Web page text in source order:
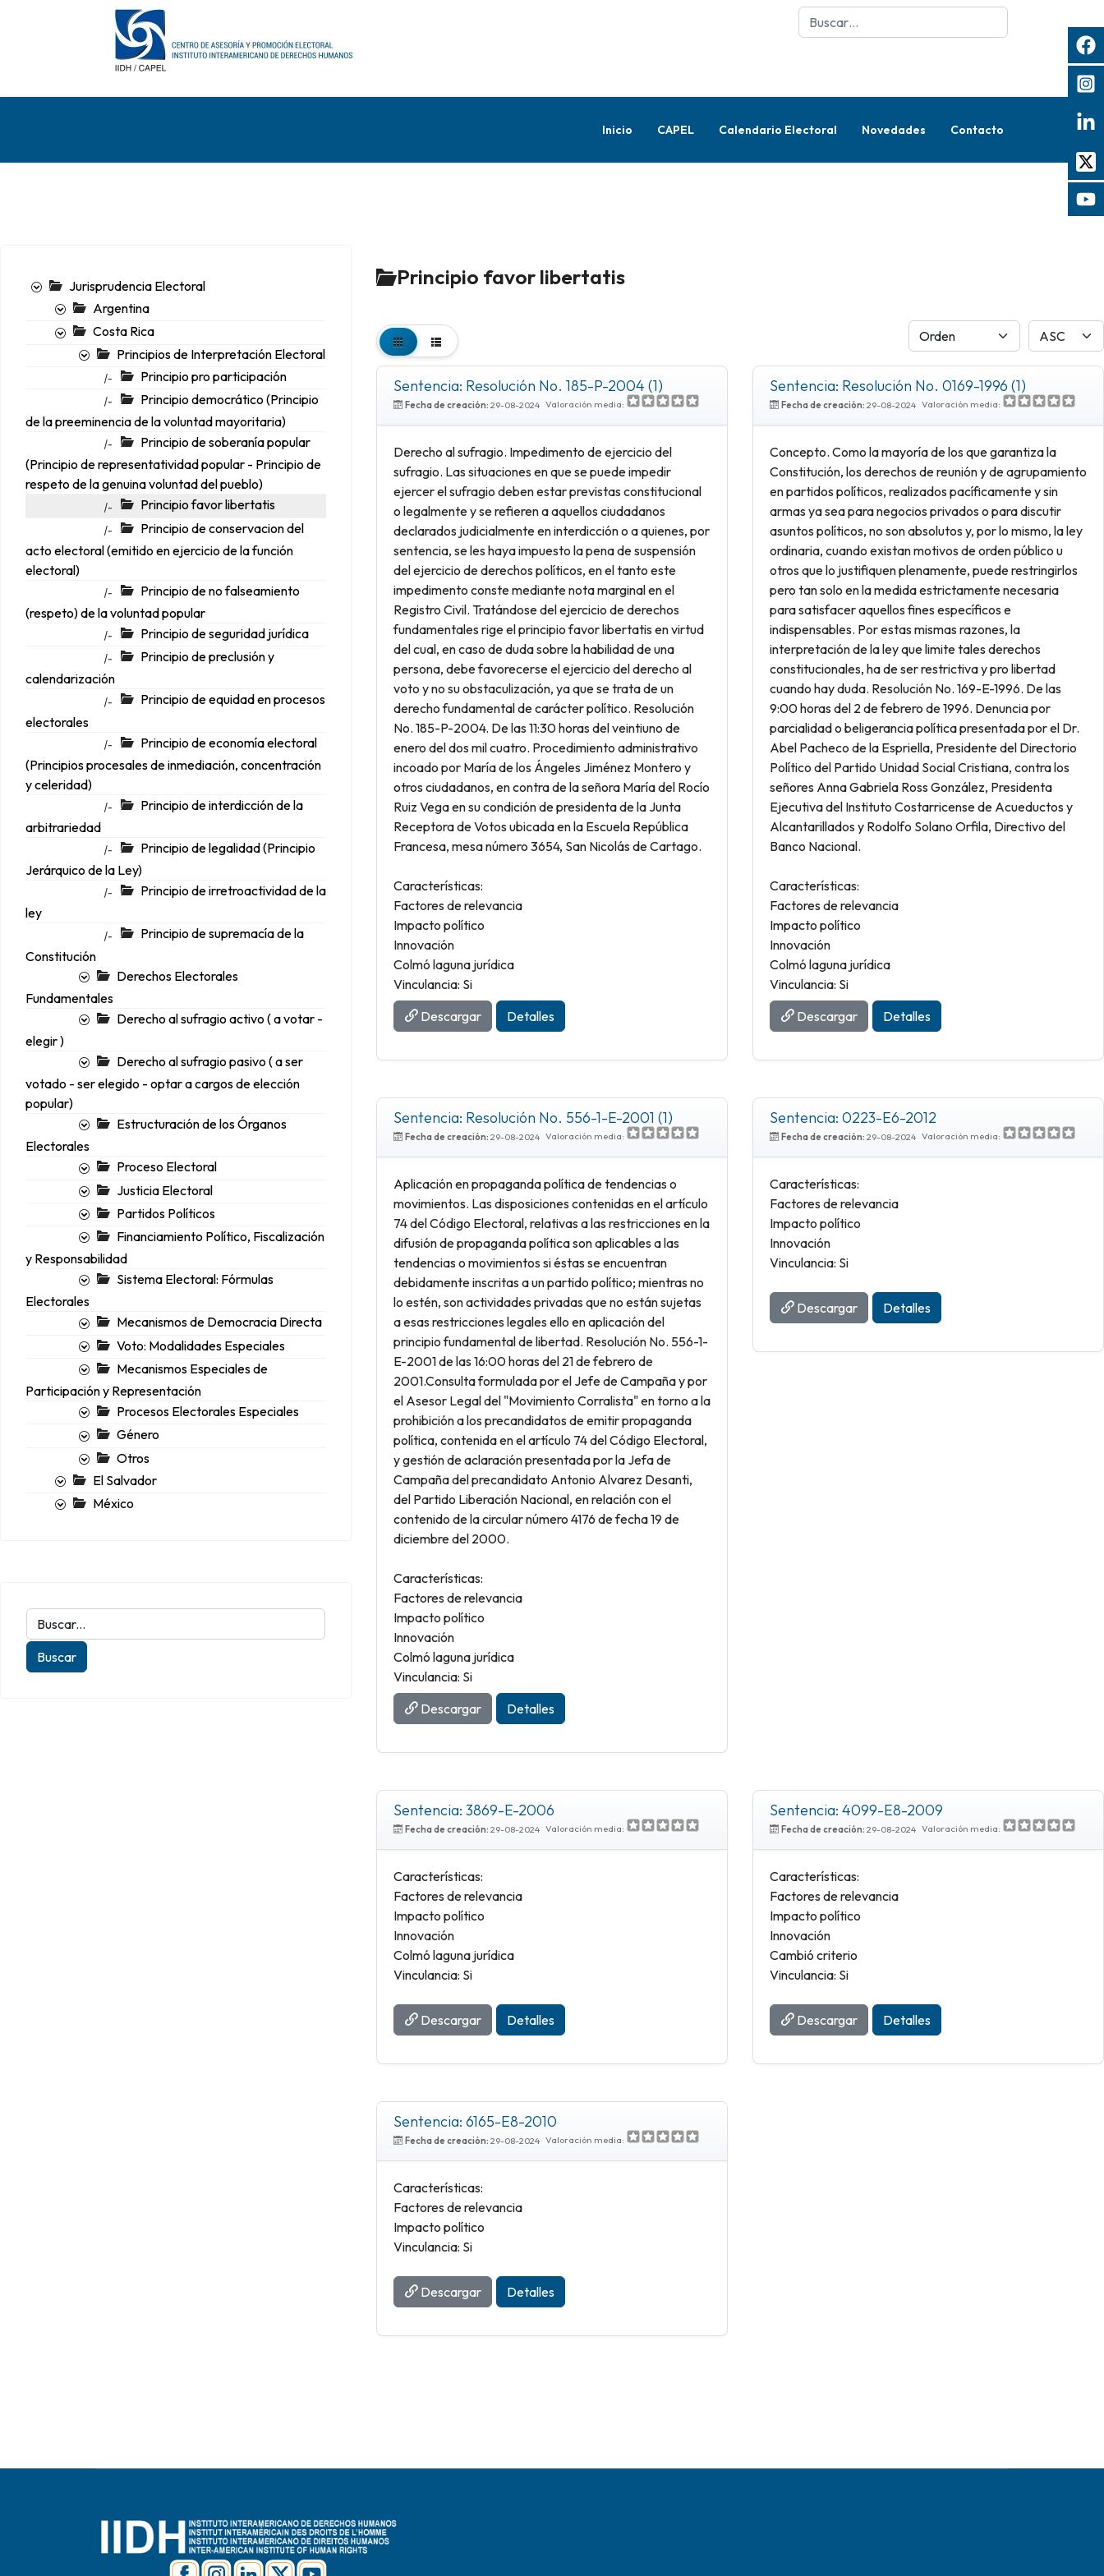
Buscar
Inicio CAPEL Calendario Electoral Novedades Contacto
Jurisprudencia Electoral
Argentina
Costa Rica
Principios de Interpretación Electoral
|- Principio pro participación
|-
Principio democrático (Principio
de la preeminencia de la voluntad mayoritaria)
|-
Principio de soberanía popular
(Principio de representatividad popular - Principio de
respeto de la genuina voluntad del pueblo)
|- Principio favor libertatis
|-
Principio de conservacion del
acto electoral (emitido en ejercicio de la función
electoral)
|-
Principio de no falseamiento
(respeto) de la voluntad popular
|- Principio de seguridad jurídica
|-
Principio de preclusión y
calendarización
|-
Principio de equidad en procesos
electorales
|-
Principio de economía electoral
(Principios procesales de inmediación, concentración
y celeridad)
|-
Principio de interdicción de la
arbitrariedad
|-
Principio de legalidad (Principio
Jerárquico de la Ley)
|-
Principio de irretroactividad de la
ley
|-
Principio de supremacía de la
Constitución
Derechos Electorales
Fundamentales
Derecho al sufragio activo ( a votar -
elegir )
Derecho al sufragio pasivo ( a ser
votado - ser elegido - optar a cargos de elección
popular)
Estructuración de los Órganos
Electorales
Proceso Electoral
Justicia Electoral
Partidos Políticos
Financiamiento Político, Fiscalización
y Responsabilidad
Sistema Electoral: Fórmulas
Electorales
Mecanismos de Democracia Directa
Voto: Modalidades Especiales
Mecanismos Especiales de
Participación y Representación
Procesos Electorales Especiales
Género
Otros
El Salvador
México
Principio favor libertatis
Sentencia: Resolución No. 185-P-2004 (1)
Fecha de creación: 29-08-2024 Valoración media:
Derecho al sufragio. Impedimento de ejercicio del
sufragio. Las situaciones en que se puede impedir
ejercer el sufragio deben estar previstas constitucional
o legalmente y se refieren a aquellos ciudadanos
declarados judicialmente en interdicción o a quienes, por
sentencia, se les haya impuesto la pena de suspensión
del ejercicio de derechos políticos, en el tanto este
impedimento conste mediante nota marginal en el
Registro Civil. Tratándose del ejercicio de derechos
fundamentales rige el principio favor libertatis en virtud
del cual, en caso de duda sobre la habilidad de una
persona, debe favorecerse el ejercicio del derecho al
voto y no su obstaculización, ya que se trata de un
derecho fundamental de carácter político. Resolución
No. 185-P-2004. De las 11:30 horas del veintiuno de
enero del dos mil cuatro. Procedimiento administrativo
incoado por María de los Ángeles Jiménez Montero y
otros ciudadanos, en contra de la señora María del Rocío
Ruiz Vega en su condición de presidenta de la Junta
Receptora de Votos ubicada en la Escuela República
Francesa, mesa número 3654, San Nicolás de Cartago.
Características:
Factores de relevancia
Impacto político
Innovación
Colmó laguna jurídica
Vinculancia: Si
Descargar
Detalles
Sentencia: Resolución No. 0169-1996 (1)
Fecha de creación: 29-08-2024 Valoración media:
Concepto. Como la mayoría de los que garantiza la
Constitución, los derechos de reunión y de agrupamiento
en partidos políticos, realizados pacíficamente y sin
armas ya sea para negocios privados o para discutir
asuntos políticos, no son absolutos y, por lo mismo, la ley
ordinaria, cuando existan motivos de orden público u
otros que lo justifiquen plenamente, puede restringirlos
pero tan solo en la medida estrictamente necesaria
para satisfacer aquellos fines específicos e
indispensables. Por estas mismas razones, la
interpretación de la ley que limite tales derechos
constitucionales, ha de ser restrictiva y pro libertad
cuando hay duda. Resolución No. 169-E-1996. De las
9:00 horas del 2 de febrero de 1996. Denuncia por
parcialidad o beligerancia política presentada por el Dr.
Abel Pacheco de la Espriella, Presidente del Directorio
Político del Partido Unidad Social Cristiana, contra los
señores Anna Gabriela Ross González, Presidenta
Ejecutiva del Instituto Costarricense de Acueductos y
Alcantarillados y Rodolfo Solano Orfila, Directivo del
Banco Nacional.
Características:
Factores de relevancia
Impacto político
Innovación
Colmó laguna jurídica
Vinculancia: Si
Descargar
Detalles
Sentencia: Resolución No. 556-1-E-2001 (1)
Fecha de creación: 29-08-2024 Valoración media:
Aplicación en propaganda política de tendencias o
movimientos. Las disposiciones contenidas en el artículo
74 del Código Electoral, relativas a las restricciones en la
difusión de propaganda política son aplicables a las
tendencias o movimientos si éstas se encuentran
debidamente inscritas a un partido político; mientras no
lo estén, son actividades privadas que no están sujetas
a esas restricciones legales ello en aplicación del
principio fundamental de libertad. Resolución No. 556-1-
E-2001 de las 16:00 horas del 21 de febrero de
2001.Consulta formulada por el Jefe de Campaña y por
el Asesor Legal del "Movimiento Corralista" en torno a la
prohibición a los precandidatos de emitir propaganda
política, contenida en el artículo 74 del Código Electoral,
y gestión de aclaración presentada por la Jefa de
Campaña del precandidato Antonio Alvarez Desanti,
del Partido Liberación Nacional, en relación con el
contenido de la circular número 4176 de fecha 19 de
diciembre del 2000.
Características:
Factores de relevancia
Impacto político
Innovación
Colmó laguna jurídica
Vinculancia: Si
Descargar
Detalles
Sentencia: 0223-E6-2012
Fecha de creación: 29-08-2024 Valoración media:
Características:
Factores de relevancia
Impacto político
Innovación
Vinculancia: Si
Descargar Detalles
Sentencia: 3869-E-2006
Fecha de creación: 29-08-2024 Valoración media:
Características:
Factores de relevancia
Impacto político
Innovación
Colmó laguna jurídica
Vinculancia: Si
Descargar Detalles
Sentencia: 4099-E8-2009
Fecha de creación: 29-08-2024 Valoración media:
Características:
Factores de relevancia
Impacto político
Innovación
Cambió criterio
Vinculancia: Si
Descargar Detalles
Sentencia: 6165-E8-2010
Fecha de creación: 29-08-2024 Valoración media:
Características:
Factores de relevancia
Impacto político
Vinculancia: Si
Descargar Detalles